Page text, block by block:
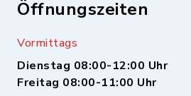
Öffnungszeiten
Vormittags
Dienstag 08:00-12:00 Uhr
Freitag 08:00-11:00 Uhr